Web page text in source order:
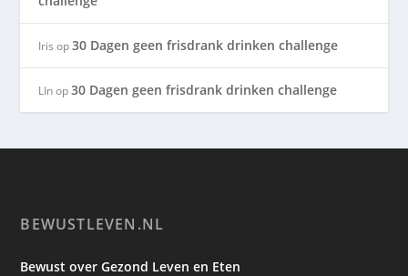
Iris op30 Dagen geen frisdrank drinken challenge
LInop30 Dagen geen frisdrank drinken challenge
BEWUSTLEVEN.NL
Bewust over Gezond Leven en Eten